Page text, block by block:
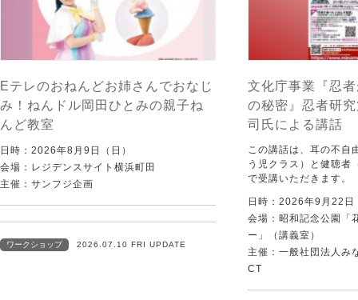
Eテレのおねんどお姉さんでおなじ
み！ねんドル岡田ひとみの親子ね
んど教室
日時：2026年8月9日（日）
会場：レジデンスサイト横浜町田
主催：サンフジ企画
ワークショップ 2026.07.10 FRI UPDATE
文化庁事業『忍
の秘密』忍者研
司氏による講話
この講話は、耳の不自
う児クラス）と健聴者
で受講いただきます。
日時：2026年9月22日
会場：昭和記念公園「
ー」（講義室）
主催：一般社団法人み
CT